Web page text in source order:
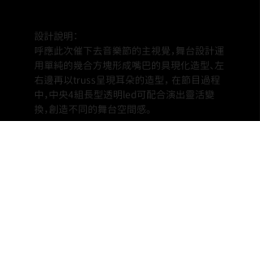
設計說明：
呼應此次催下去音樂節的主視覺，舞台設計運
用單純的幾合方塊形成嘴巴的具現化造型、左
右邊再以truss呈現耳朵的造型， 在節目過程
中，中央4組長型透明led可配合演出靈活變
換，創造不同的舞台空間感。